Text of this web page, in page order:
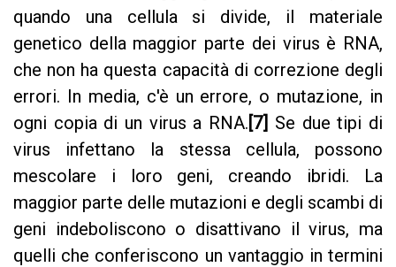
quando una cellula si divide, il materiale
genetico della maggior parte dei virus è RNA,
che non ha questa capacità di correzione degli
errori. In media, c'è un errore, o mutazione, in
ogni copia di un virus a RNA.[7] Se due tipi di
virus infettano la stessa cellula, possono
mescolare i loro geni, creando ibridi. La
maggior parte delle mutazioni e degli scambi di
geni indeboliscono o disattivano il virus, ma
quelli che conferiscono un vantaggio in termini